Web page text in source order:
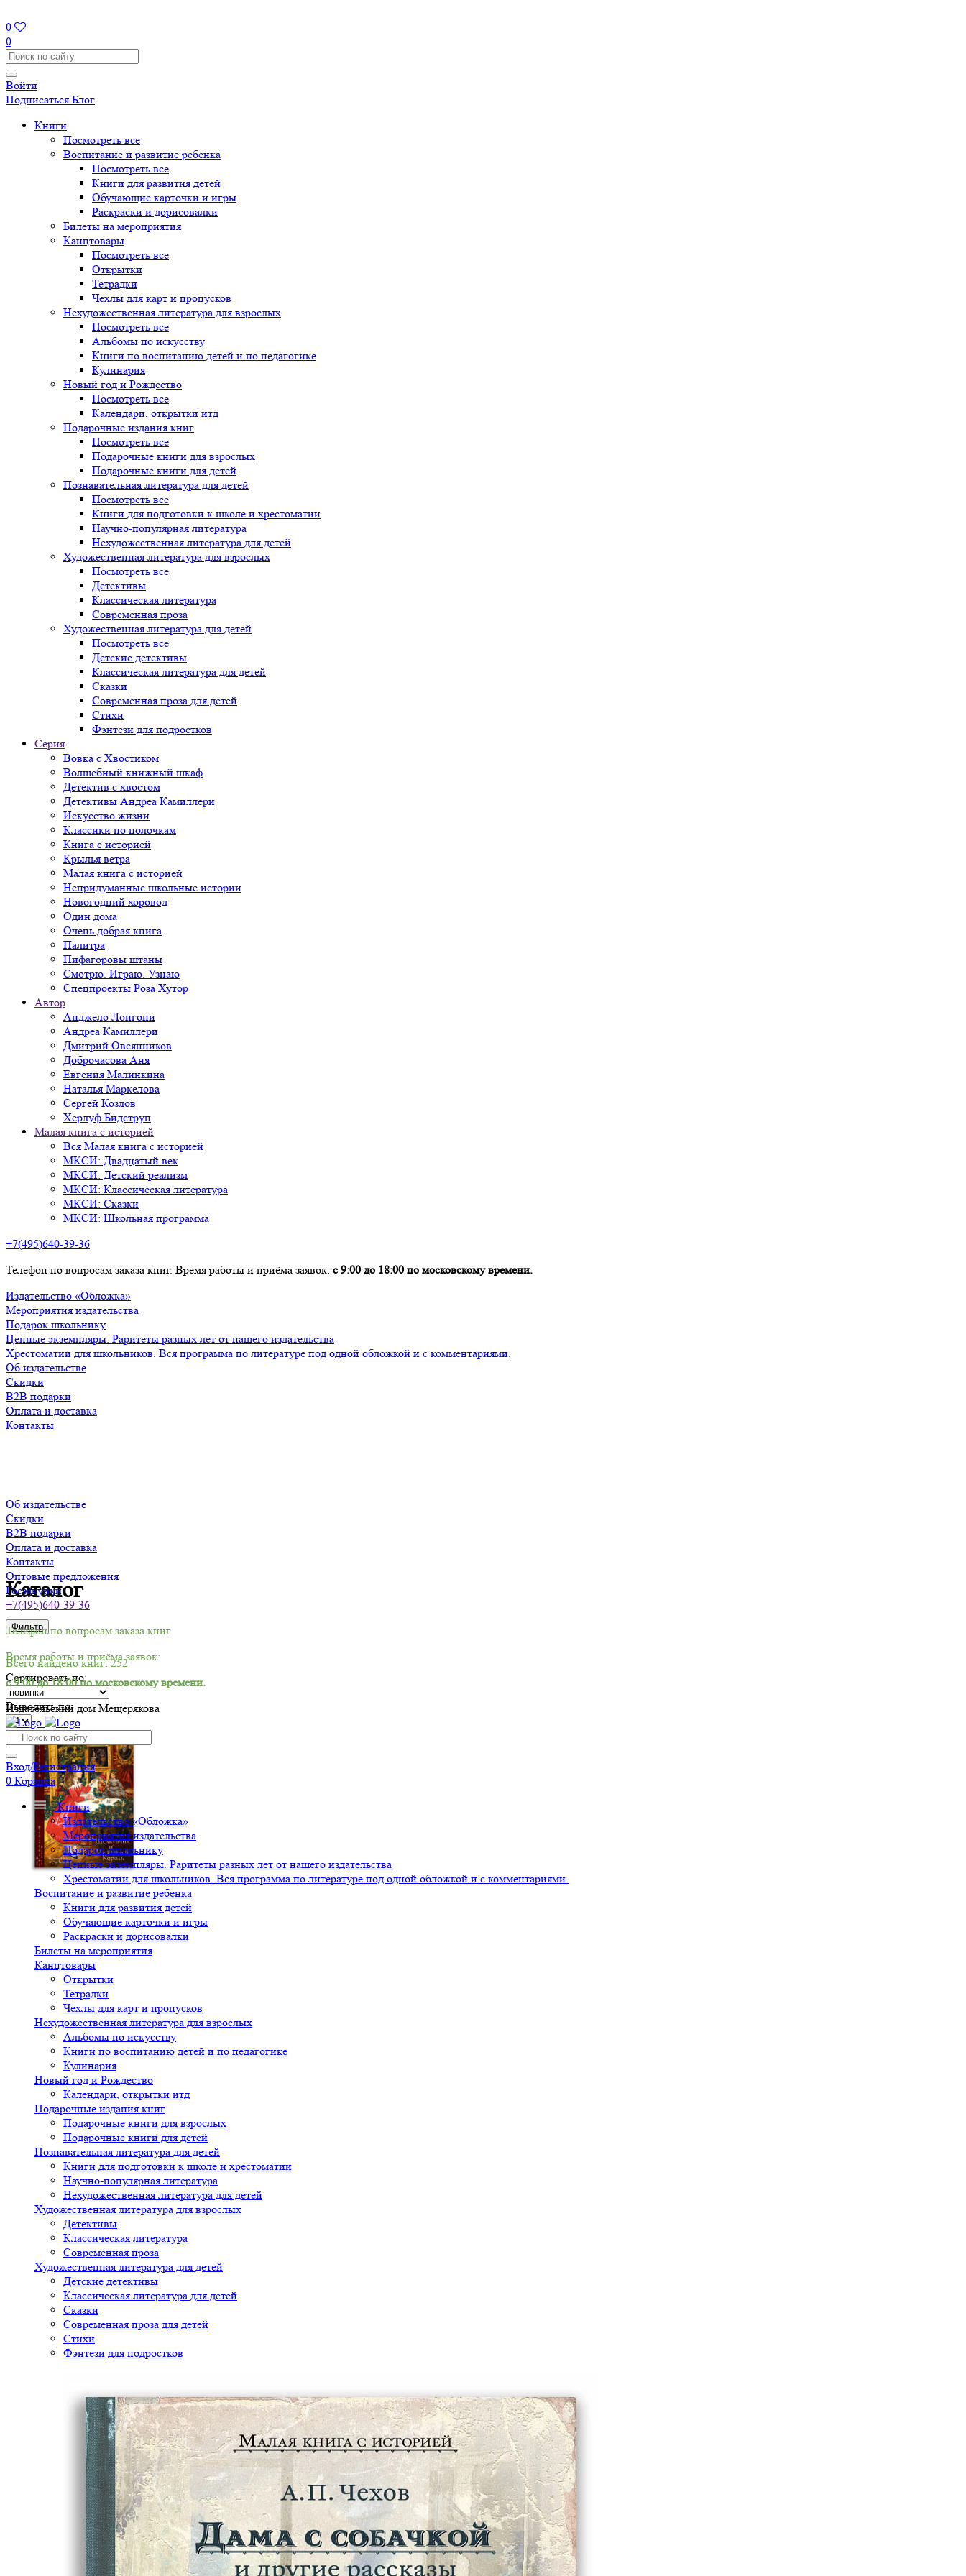
0
0
Войти
Подписаться Блог
Книги
Посмотреть все
Воспитание и развитие ребенка
Посмотреть все
Книги для развития детей
Обучающие карточки и игры
Раскраски и дорисовалки
Билеты на мероприятия
Канцтовары
Посмотреть все
Открытки
Тетрадки
Чехлы для карт и пропусков
Нехудожественная литература для взрослых
Посмотреть все
Альбомы по искусству
Книги по воспитанию детей и по педагогике
Кулинария
Новый год и Рождество
Посмотреть все
Календари, открытки итд
Подарочные издания книг
Посмотреть все
Подарочные книги для взрослых
Подарочные книги для детей
Познавательная литература для детей
Посмотреть все
Книги для подготовки к школе и хрестоматии
Научно-популярная литература
Нехудожественная литература для детей
Художественная литература для взрослых
Посмотреть все
Детективы
Классическая литература
Современная проза
Художественная литература для детей
Посмотреть все
Детские детективы
Классическая литература для детей
Сказки
Современная проза для детей
Стихи
Фэнтези для подростков
Серия
Вовка с Хвостиком
Волшебный книжный шкаф
Детектив с хвостом
Детективы Андреа Камиллери
Искусство жизни
Классики по полочкам
Книга с историей
Крылья ветра
Малая книга с историей
Непридуманные школьные истории
Новогодний хоровод
Один дома
Очень добрая книга
Палитра
Пифагоровы штаны
Смотрю. Играю. Узнаю
Спецпроекты Роза Хутор
Автор
Анджело Лонгони
Андреа Камиллери
Дмитрий Овсянников
Доброчасова Аня
Евгения Малинкина
Наталья Маркелова
Сергей Козлов
Херлуф Бидструп
Малая книга с историей
Вся Малая книга с историей
МКСИ: Двадцатый век
МКСИ: Детский реализм
МКСИ: Классическая литература
МКСИ: Сказки
МКСИ: Школьная программа
+7(495)640-39-36
Телефон по вопросам заказа книг. Время работы и приёма заявок: с 9:00 до 18:00 по московскому времени.
Издательство «Обложка»
Мероприятия издательства
Подарок школьнику
Ценные экземпляры. Раритеты разных лет от нашего издательства
Хрестоматии для школьников. Вся программа по литературе под одной обложкой и с комментариями.
Об издательстве
Скидки
B2B подарки
Оплата и доставка
Контакты
Об издательстве
Скидки
B2B подарки
Оплата и доставка
Контакты
Оптовые предложения
Госзакупки
+7(495)640-39-36
Телефон по вопросам заказа книг.
Время работы и приёма заявок:
с 9:00 до 18:00 по московскому времени.
Издательский дом Мещерякова
Вход/Регистрация
0 Корзина
Книги
Издательство «Обложка»
Мероприятия издательства
Подарок школьнику
Ценные экземпляры. Раритеты разных лет от нашего издательства
Хрестоматии для школьников. Вся программа по литературе под одной обложкой и с комментариями.
Воспитание и развитие ребенка
Книги для развития детей
Обучающие карточки и игры
Раскраски и дорисовалки
Билеты на мероприятия
Канцтовары
Открытки
Тетрадки
Чехлы для карт и пропусков
Нехудожественная литература для взрослых
Альбомы по искусству
Книги по воспитанию детей и по педагогике
Кулинария
Новый год и Рождество
Календари, открытки итд
Подарочные издания книг
Подарочные книги для взрослых
Подарочные книги для детей
Познавательная литература для детей
Книги для подготовки к школе и хрестоматии
Научно-популярная литература
Нехудожественная литература для детей
Художественная литература для взрослых
Детективы
Классическая литература
Современная проза
Художественная литература для детей
Детские детективы
Классическая литература для детей
Сказки
Современная проза для детей
Стихи
Фэнтези для подростков
Каталог
Фильтр
Всего найдено книг: 252
Сортировать по:
Выводить по:
-30%